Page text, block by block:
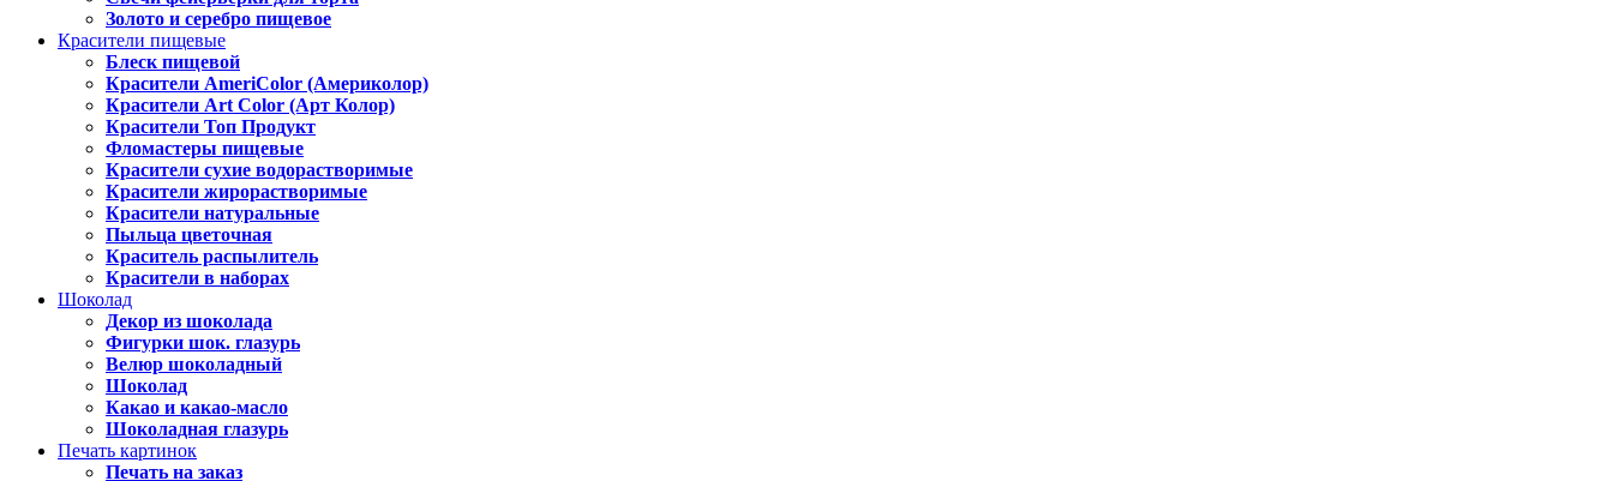
Золото и серебро пищевое
Красители пищевые
Блеск пищевой
Красители AmeriColor (Америколор)
Красители Art Color (Арт Колор)
Красители Топ Продукт
Фломастеры пищевые
Красители сухие водорастворимые
Красители жирорастворимые
Красители натуральные
Пыльца цветочная
Краситель распылитель
Красители в наборах
Шоколад
Декор из шоколада
Фигурки шок. глазурь
Велюр шоколадный
Шоколад
Какао и какао-масло
Шоколадная глазурь
Печать картинок
Печать на заказ